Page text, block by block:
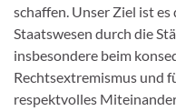
schaffen. Unser Ziel ist es
Staatswesen durch dieStä
insbesondere beim kon
Rechtsextremismus und
respektvolles